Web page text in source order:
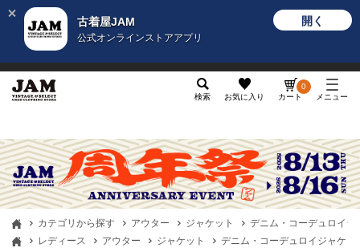
古着屋JAM
公式オンラインストアアプリ
開く
検索 お気に入り カート
0
メニュー
カテゴリから探す アウター ジャケット
デニム・コーデュロイジ
レディース
アウター ジャケット
デニム・コーデュロイジャケッ